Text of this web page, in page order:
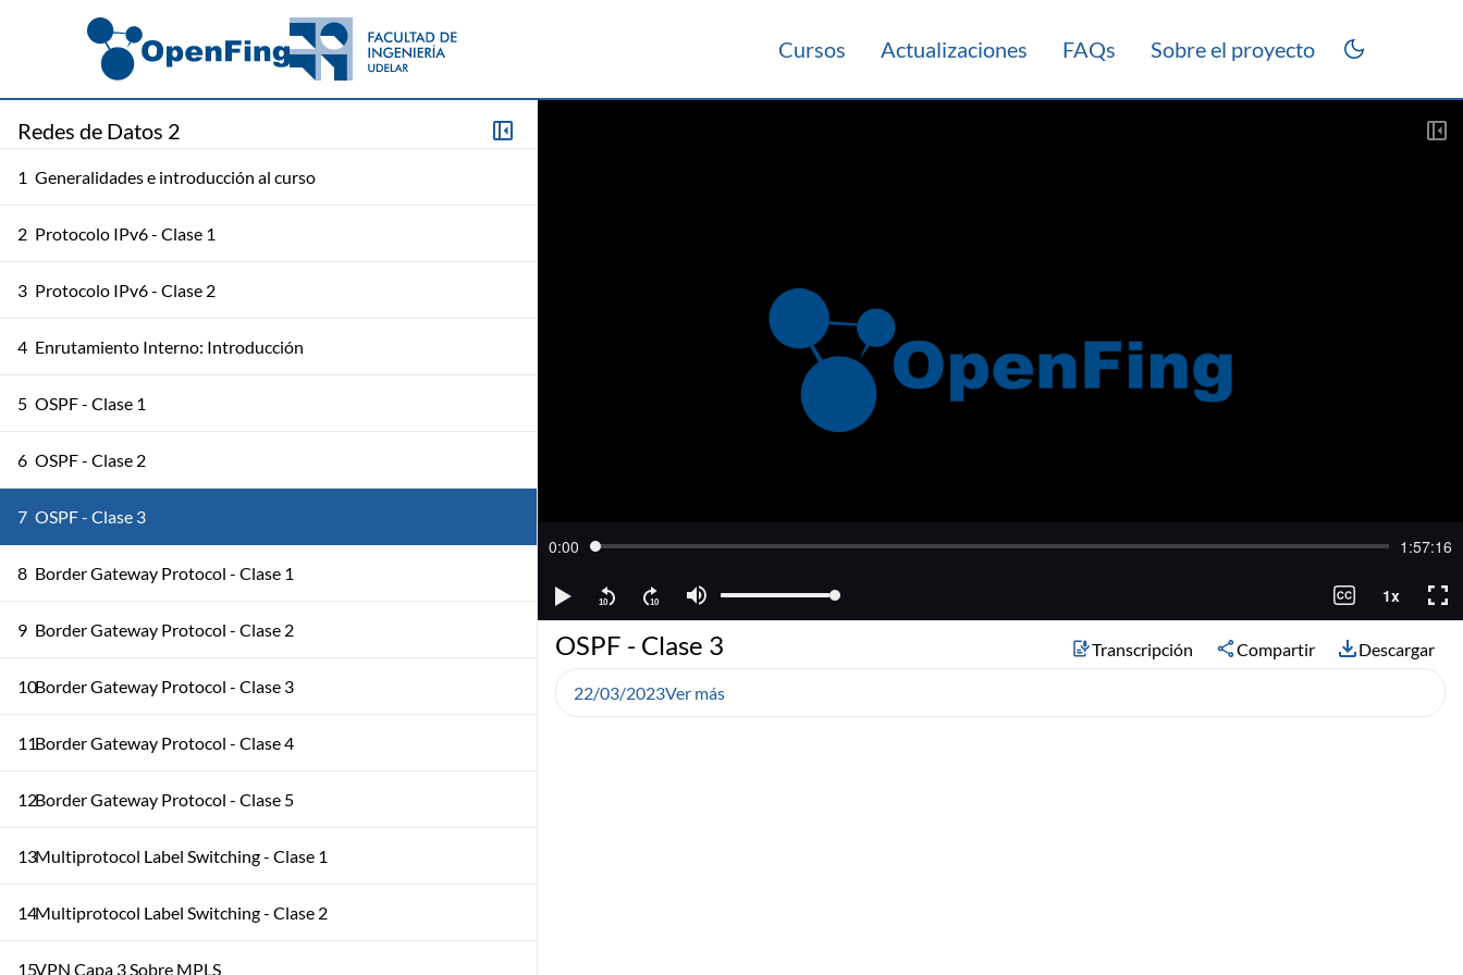
Cursos Actualizaciones FAQs Sobre el proyecto
Redes de Datos 2
1 Generalidades e introducción al curso
2 Protocolo IPv6 - Clase 1
3 Protocolo IPv6 - Clase 2
4 Enrutamiento Interno: Introducción
5 OSPF - Clase 1
6 OSPF - Clase 2
7 OSPF - Clase 3
8 Border Gateway Protocol - Clase 1
9 Border Gateway Protocol - Clase 2
10Border Gateway Protocol - Clase 3
11Border Gateway Protocol - Clase 4
12Border Gateway Protocol - Clase 5
13Multiprotocol Label Switching - Clase 1
14Multiprotocol Label Switching - Clase 2
15VPN Capa 3 Sobre MPLS
OSPF - Clase 3 Transcripción Compartir Descargar
22/03/2023Ver más